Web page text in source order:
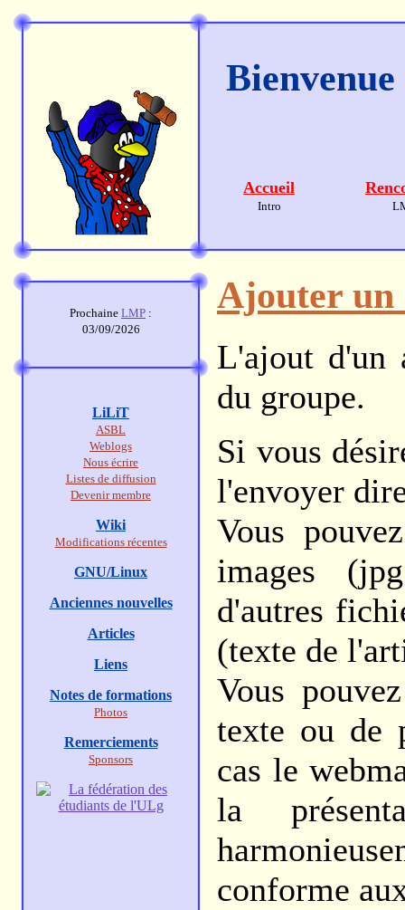
Accueil
Intro
Ajouter un
L'ajout d'un
du groupe.
Si vous
l'envoyer
Vous
images
d'autres
(texte de
Vous
texte ou de
cas le
la
conforme
Prochaine LMP :
03/09/2026
LiLiT
ASBL
Weblogs
Nous écrire
Listes de diffusion
Devenir membre
Wiki
Modifications récentes
GNU/Linux
Anciennes nouvelles
Articles
Liens
Notes de formations
Photos
Remerciements
Sponsors